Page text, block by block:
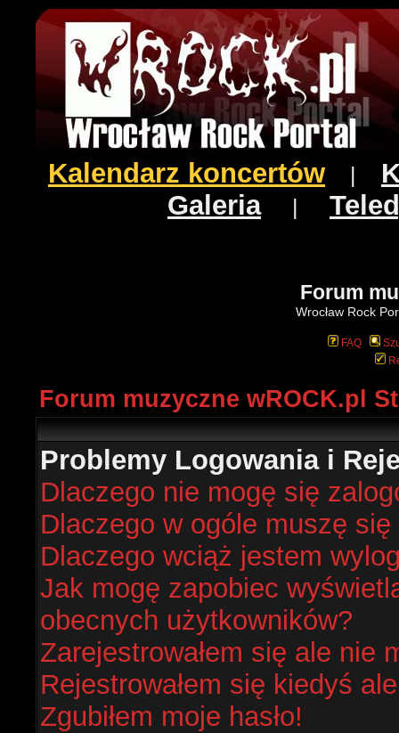
Kalendarz koncertów
Galeria|
Forum
Wrocław Rock
FAQ
Forum muzyczne wROCK.pl
Problemy Logowania i
Dlaczego nie mogę się
Dlaczego w ogóle muszę
Dlaczego wciąż jestem
Jak mogę zapobiec
obecnych użytkowników?
Zarejestrowałem się ale nie
Rejestrowałem się kiedyś
Zgubiłem moje hasło!